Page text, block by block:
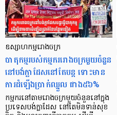
ឧស្សាហកម្មរោងចក្រ
បាតុកម្មរបស់កម្មកររោងចក្រមួយចំនួន
នៅបង់ក្លាដែសនៅតែបន្ដ ទោះមាន
ការដំឡើងប្រាក់ឈ្នួល ជាង៥៦%
កម្មករនៅតាមរោងចក្រមួយចំនួននៅក្នុង
ប្រទេសបង់ក្លាដែស នៅតែមិនទាន់សុខ